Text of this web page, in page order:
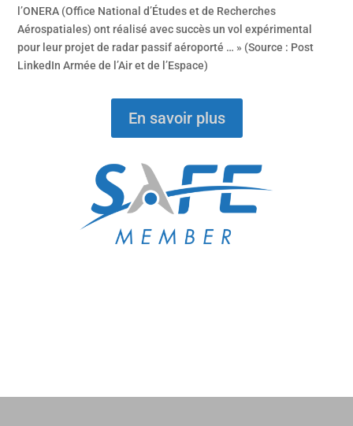
l’ONERA (Office National d’Études et de Recherches
Aérospatiales) ont réalisé avec succès un vol expérimental
pour leur projet de radar passif aéroporté … » (Source : Post
LinkedIn Armée de l’Air et de l’Espace)
En savoir plus